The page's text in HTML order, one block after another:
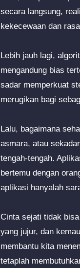
secara langsung,
kekecewaan dan
Lebih jauh lagi,
mengandung bias
sadar memperkuat
merugikan bagi
Lalu, bagaimana
asmara, atau
tengah-tengah.
bertemu dengan
aplikasi hanyalah
Cinta sejati tidak
yang jujur, dan
membantu kita
tetaplah